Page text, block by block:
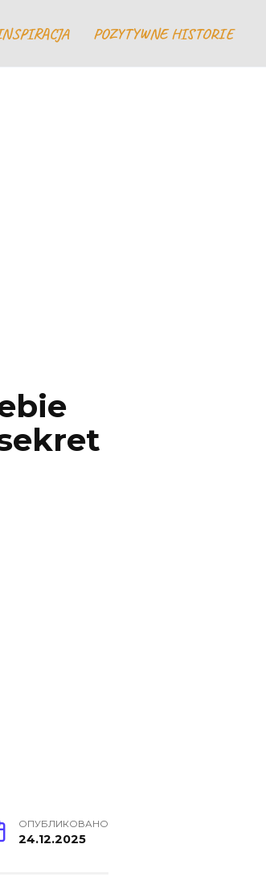
POZYTYWNE HISTORIE
ОПУБЛИКОВАНО
24.12.2025